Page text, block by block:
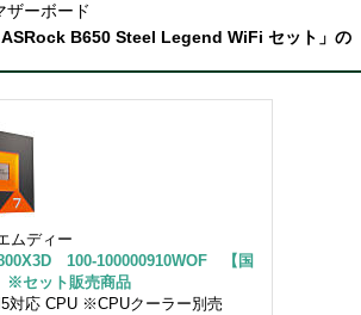
ザーボード
ASRock B650 Steel Legend WiFi セット」の
ムディー
100-100000910WOF 【国
※セット販売商品
対応 CPU ※CPUクーラー別売